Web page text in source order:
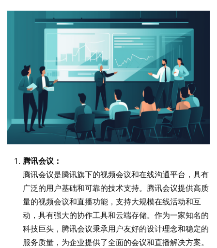
腾讯会议：
腾讯会议是腾讯旗下的视频会议和在线沟通平台，具有
广泛的用户基础和可靠的技术支持。腾讯会议提供高质
量的视频会议和直播功能，支持大规模在线活动和互
动，具有强大的协作工具和云端存储。作为一家知名的
科技巨头，腾讯会议秉承用户友好的设计理念和稳定的
服务质量，为企业提供了全面的会议和直播解决方案。